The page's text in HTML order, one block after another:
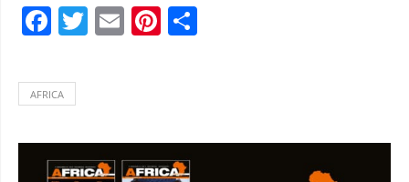
Facebook
Twitter
EmailPinterest
AFRICA